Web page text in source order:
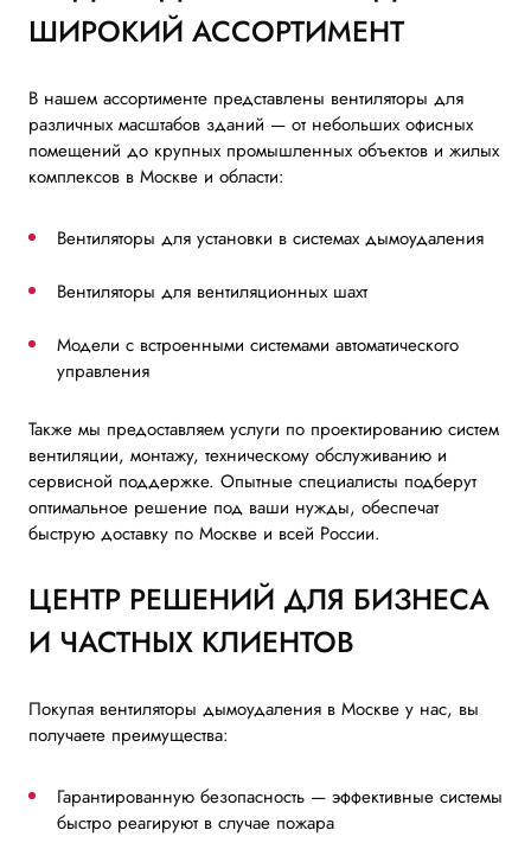
ШИРОКИЙ АССОРТИМЕНТ
В нашем ассортименте представлены вентиляторы для
различных масштабов зданий — от небольших офисных
помещений до крупных промышленных объектов и жилых
комплексов в Москве и области:
Вентиляторы для установки в системах дымоудаления
Вентиляторы для вентиляционных шахт
Модели с встроенными системами автоматического
управления
Также мы предоставляем услуги по проектированию систем
вентиляции, монтажу, техническому обслуживанию и
сервисной поддержке. Опытные специалисты подберут
оптимальное решение под ваши нужды, обеспечат
быструю доставку по Москве и всей России.
ЦЕНТР РЕШЕНИЙ ДЛЯ БИЗНЕСА
И ЧАСТНЫХ КЛИЕНТОВ
Покупая вентиляторы дымоудаления в Москве у нас, вы
получаете преимущества:
Гарантированную безопасность — эффективные системы
быстро реагируют в случае пожара